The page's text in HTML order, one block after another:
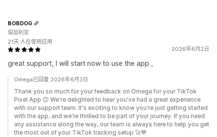
2026年6月2日
great support, I will start now to use the app ,
BOBDOG
保加利亚
21天 人在使用应用
Omega已回复 2026年6月3日
Thank you so much for your feedback on Omega for your TikTok
Pixel App 😊 We're delighted to hear you've had a great experience
with our support team. It's exciting to know you're just getting started
with the app, and we're thrilled to be part of your journey. If you need
any assistance along the way, our team is always here to help you get
the most out of your TikTok tracking setup 🚀💙